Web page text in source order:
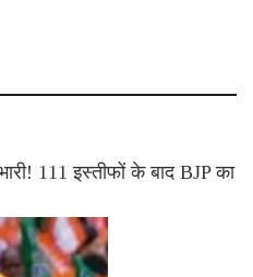
111 इस्तीफों के बाद BJP का